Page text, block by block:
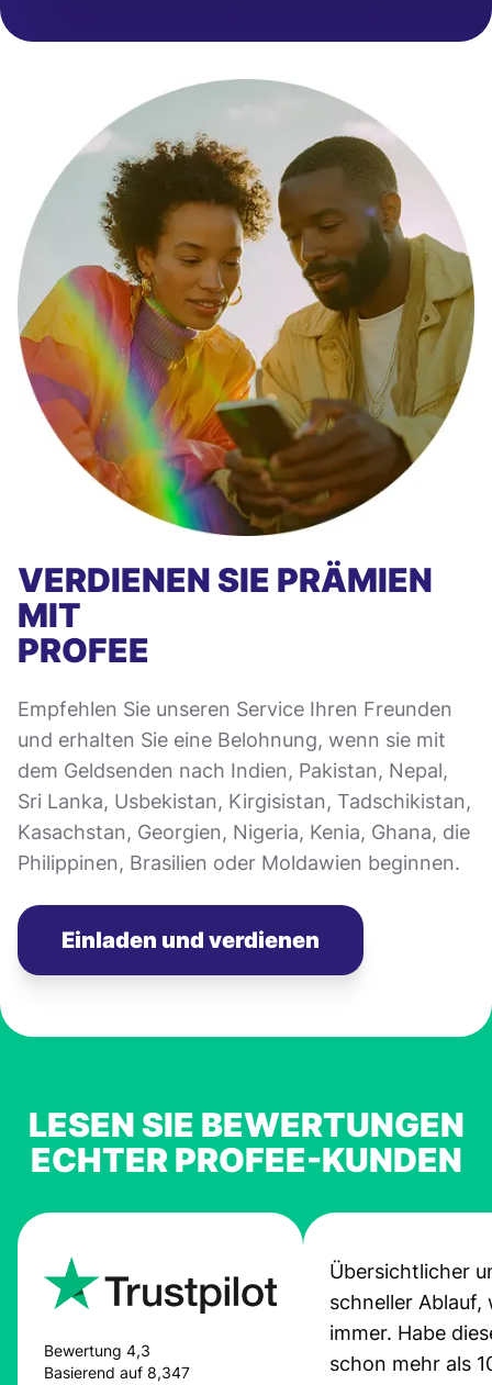
VERDIENEN SIE PRÄMIEN
MIT
PROFEE
Empfehlen Sie unseren Service Ihren Freunden
und erhalten Sie eine Belohnung, wenn sie mit
dem Geldsenden nach Indien, Pakistan, Nepal,
Sri Lanka, Usbekistan, Kirgisistan, Tadschikistan,
Kasachstan, Georgien, Nigeria, Kenia, Ghana, die
Philippinen, Brasilien oder Moldawien beginnen.
Einladen und verdienen
LESEN SIE BEWERTUNGEN
ECHTER PROFEE-KUNDEN
Bewertung 4,3
Basierend auf 8,347
Übersichtlicher
schneller Ablauf,
immer. Habe
schon mehr als